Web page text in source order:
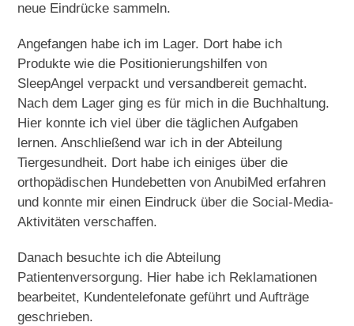
neue Eindrücke sammeln.
Angefangen habe ich im Lager. Dort habe ich
Produkte wie die Positionierungshilfen von
SleepAngel verpackt und versandbereit gemacht.
Nach dem Lager ging es für mich in die Buchhaltung.
Hier konnte ich viel über die täglichen Aufgaben
lernen. Anschließend war ich in der Abteilung
Tiergesundheit. Dort habe ich einiges über die
orthopädischen Hundebetten von AnubiMed erfahren
und konnte mir einen Eindruck über die Social-Media-
Aktivitäten verschaffen.
Danach besuchte ich die Abteilung
Patientenversorgung. Hier habe ich Reklamationen
bearbeitet, Kundentelefonate geführt und Aufträge
geschrieben.